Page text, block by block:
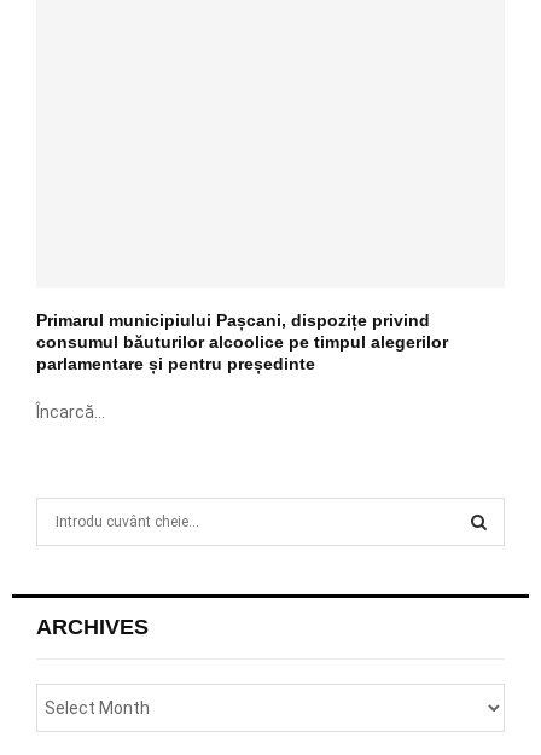
Primarul municipiului Pașcani, dispozițe privind
consumul băuturilor alcoolice pe timpul alegerilor
parlamentare și pentru președinte
Încarcă...
h
o
:
ARCHIVES